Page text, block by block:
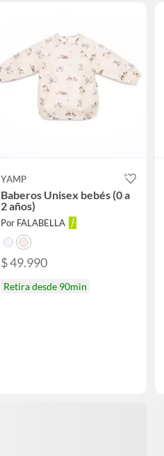
YAMP
Baberos Unisex bebés (0 a
2 años)
Por FALABELLA
$ 49.990
Retira desde 90min